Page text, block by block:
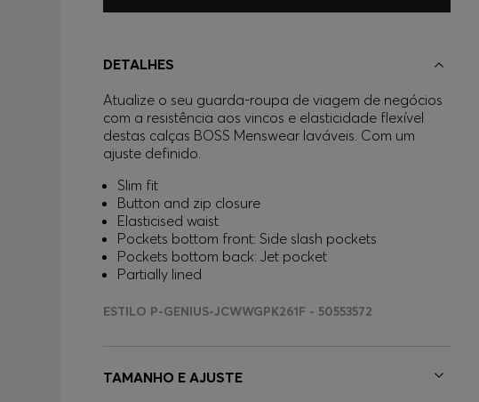
DETALHES
Atualize o seu guarda-roupa de viagem de negócios
com a resistência aos vincos e elasticidade flexível
destas calças BOSS Menswear laváveis. Com um
ajuste definido.
Slim fit
Button and zip closure
Elasticised waist
Pockets bottom front: Side slash pockets
Pockets bottom back: Jet pocket
Partially lined
ESTILO P-GENIUS-JCWWGPK261F - 50553572
TAMANHO E AJUSTE